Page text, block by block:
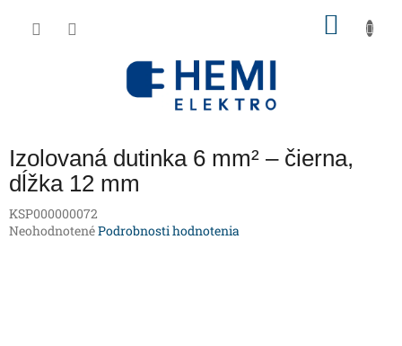
Izolovaná dutinka 6 mm² – čierna,
dĺžka 12 mm
KSP000000072
Priemerné
NeohodnotenéPodrobnosti hodnotenia